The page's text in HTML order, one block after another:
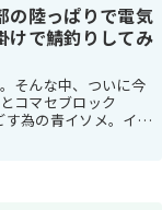
の陸っぱりで電気
けで鯖釣りしてみ
そんな中、ついに今
コマセブロック
為の青イソメ。イソ